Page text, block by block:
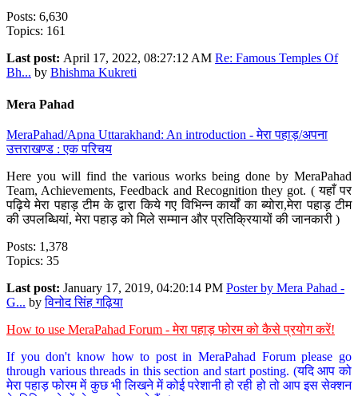
Posts: 6,630
Topics: 161
Last post: April 17, 2022, 08:27:12 AM Re: Famous Temples Of
Bh... by Bhishma Kukreti
Mera Pahad
MeraPahad/Apna Uttarakhand: An introduction - मेरा पहाड़/अपना
उत्तराखण्ड : एक परिचय
Here you will find the various works being done by MeraPahad
Team, Achievements, Feedback and Recognition they got. ( यहाँ पर
पढ़िये मेरा पहाड़ टीम के द्वारा किये गए विभिन्न कार्यों का ब्योरा,मेरा पहाड़ टीम
की उपलब्धियां, मेरा पहाड़ को मिले सम्मान और प्रतिक्रियायों की जानकारी )
Posts: 1,378
Topics: 35
Last post: January 17, 2019, 04:20:14 PM Poster by Mera Pahad -
G... byविनोद सिंह गढ़िया
How to use MeraPahad Forum - मेरा पहाड़ फोरम को कैसे प्रयोग करें!
If you don't know how to post in MeraPahad Forum please go
through various threads in this section and start posting. (यदि आप को
मेरा पहाड़ फोरम में कुछ भी लिखने में कोई परेशानी हो रही हो तो आप इस सेक्शन